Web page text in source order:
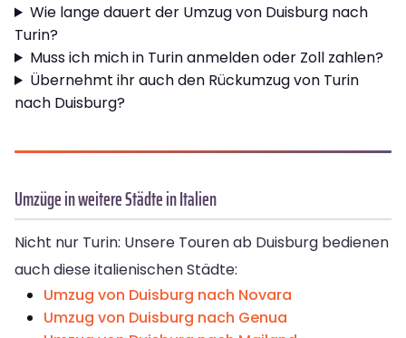
Wie lange dauert der Umzug von Duisburg nach
Turin?
Muss ich mich in Turin anmelden oder Zoll zahlen?
Übernehmt ihr auch den Rückumzug von Turin
nach Duisburg?
Umzüge in weitere Städte in Italien
Nicht nur Turin: Unsere Touren ab Duisburg bedienen
auch diese italienischen Städte:
Umzug von Duisburg nach Novara
Umzug von Duisburg nach Genua